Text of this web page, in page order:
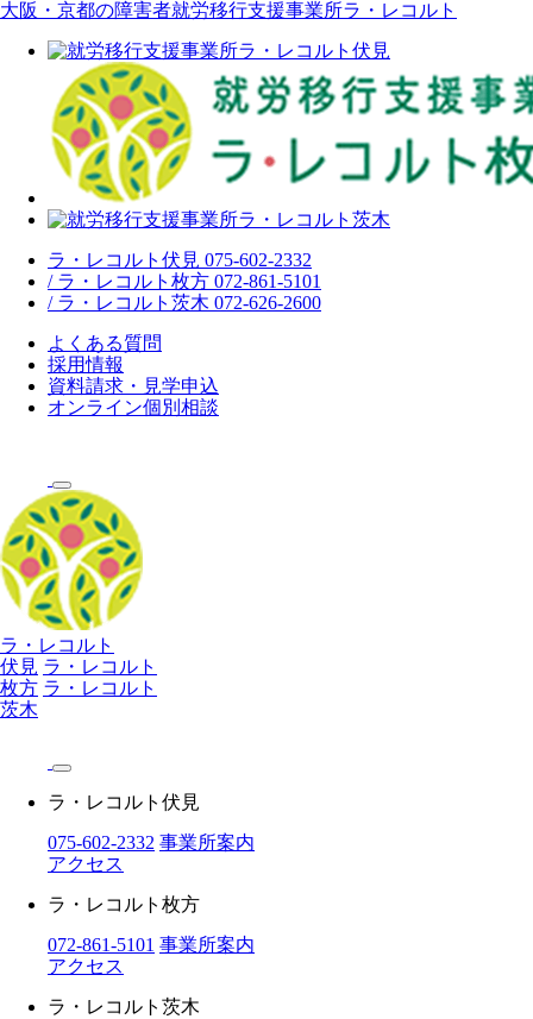
大阪・京都の障害者就労移行支援事業所ラ・レコルト
ラ・レコルト伏見 075-602-2332
/ ラ・レコルト枚方 072-861-5101
/ ラ・レコルト茨木 072-626-2600
よくある質問
採用情報
資料請求・見学申込
オンライン個別相談
ラ・レコルト
伏見 ラ・レコルト
枚方 ラ・レコルト
茨木
ラ・レコルト伏見
075-602-2332 事業所案内
アクセス
ラ・レコルト枚方
072-861-5101 事業所案内
アクセス
ラ・レコルト茨木